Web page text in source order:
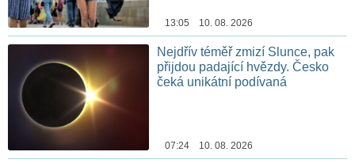
13:05 10. 08. 2026
Nejdřív téměř zmizí Slunce, pak
přijdou padající hvězdy. Česko
čeká unikátní podívaná
07:24 10. 08. 2026